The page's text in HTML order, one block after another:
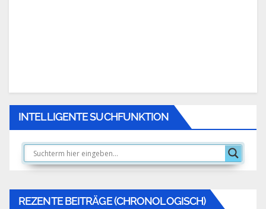
Triade
Rechtsauffassung zur Maskenpflicht
Gerichtsurteil (AG Weimer):
Tests an Schulen untersagt
INTELLIGENTE SUCHFUNKTION
REZENTE BEITRÄGE (CHRONOLOGISCH)